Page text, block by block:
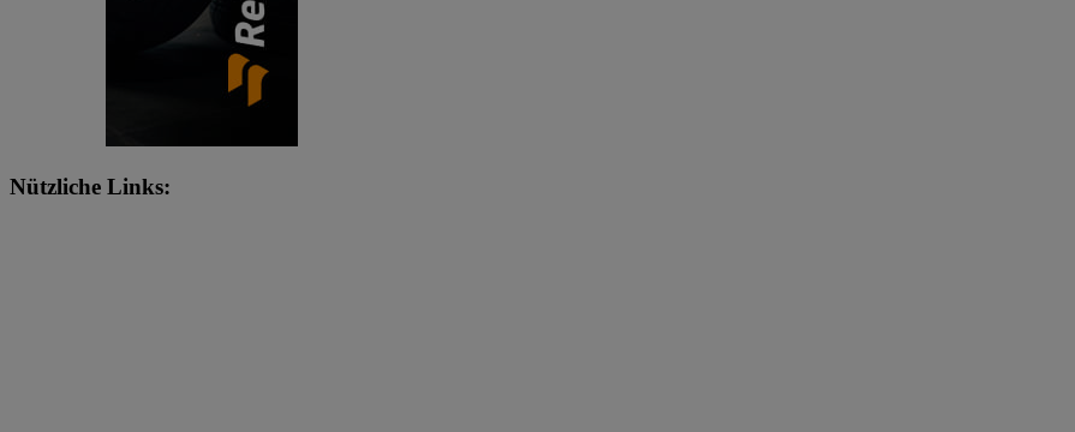
Nützliche Links: